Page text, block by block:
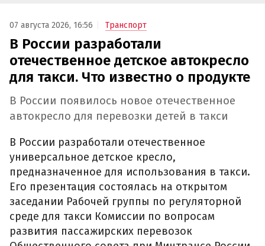
07 августа 2026, 16:56 Транспорт
В России разработали
отечественное детское автокресло
для такси. Что известно о продукте
В России появилось новое отечественное
автокресло для перевозки детей в такси
В России разработали отечественное
универсальное детское кресло,
предназначенное для использования в такси.
Его презентация состоялась на открытом
заседании Рабочей группы по регуляторной
среде для такси Комиссии по вопросам
развития пассажирских перевозок